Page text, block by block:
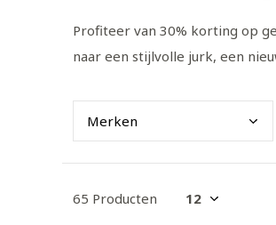
Profiteer van 30% korting op
naar een stijlvolle jurk, een
Merken
65 Producten